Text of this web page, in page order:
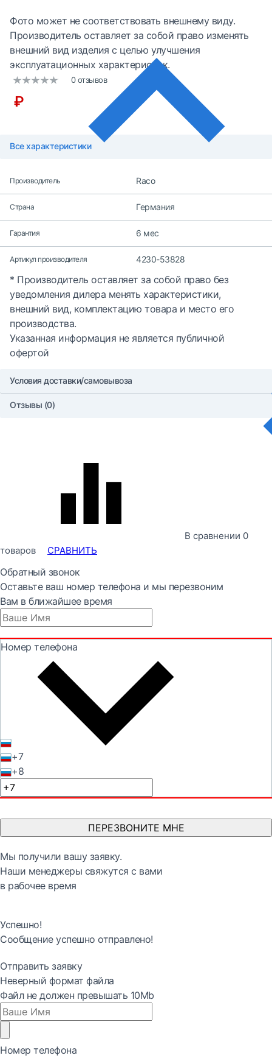
Фото может не соответствовать внешнему виду.
Производитель оставляет за собой право изменять
внешний вид изделия с целью улучшения
эксплуатационных характеристик.
0 отзывов
₽
Все характеристики
Производитель Raco
Страна Германия
Гарантия 6 мес
Артикул производителя 4230-53828
* Производитель оставляет за собой право без
уведомления дилера менять характеристики,
внешний вид, комплектацию товара и место его
производства.
Указанная информация не является публичной
офертой
Условия доставки/самовывоза
Отзывы (0)
В сравнении 0
товаров
СРАВНИТЬ
Обратный звонок
Оставьте ваш номер телефона и мы перезвоним
Вам в ближайшее время
Номер телефона
+7
+8
ПЕРЕЗВОНИТЕ МНЕ
Мы получили вашу заявку.
Наши менеджеры свяжутся с вами
в рабочее время
Успешно!
Сообщение успешно отправлено!
Отправить заявку
Неверный формат файла
Файл не должен превышать 10Mb
Номер телефона